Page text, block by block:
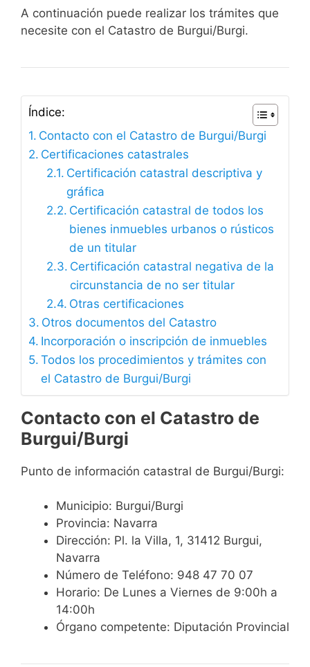
A continuación puede realizar los trámites que
necesite con el Catastro de Burgui/Burgi.
Índice:
Contacto con el Catastro de Burgui/Burgi
Certificaciones catastrales
Certificación catastral descriptiva y
gráfica
Certificación catastral de todos los
bienes inmuebles urbanos o rústicos
de un titular
Certificación catastral negativa de la
circunstancia de no ser titular
Otras certificaciones
Otros documentos del Catastro
Incorporación o inscripción de inmuebles
Todos los procedimientos y trámites con
el Catastro de Burgui/Burgi
Contacto con el Catastro de
Burgui/Burgi
Punto de información catastral de Burgui/Burgi:
Municipio: Burgui/Burgi
Provincia: Navarra
Dirección: Pl. la Villa, 1, 31412 Burgui,
Navarra
Número de Teléfono: 948 47 70 07
Horario: De Lunes a Viernes de 9:00h a
14:00h
Órgano competente: Diputación Provincial